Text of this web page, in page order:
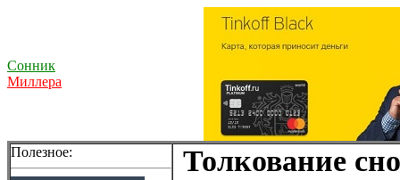
Сонник
Миллера
Полезное: Толкование